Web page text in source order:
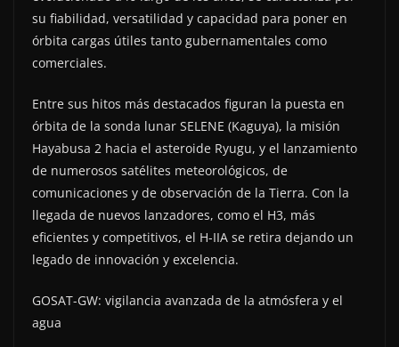
su fiabilidad, versatilidad y capacidad para poner en
órbita cargas útiles tanto gubernamentales como
comerciales.
Entre sus hitos más destacados figuran la puesta en
órbita de la sonda lunar SELENE (Kaguya), la misión
Hayabusa 2 hacia el asteroide Ryugu, y el lanzamiento
de numerosos satélites meteorológicos, de
comunicaciones y de observación de la Tierra. Con la
llegada de nuevos lanzadores, como el H3, más
eficientes y competitivos, el H-IIA se retira dejando un
legado de innovación y excelencia.
GOSAT-GW: vigilancia avanzada de la atmósfera y el
agua